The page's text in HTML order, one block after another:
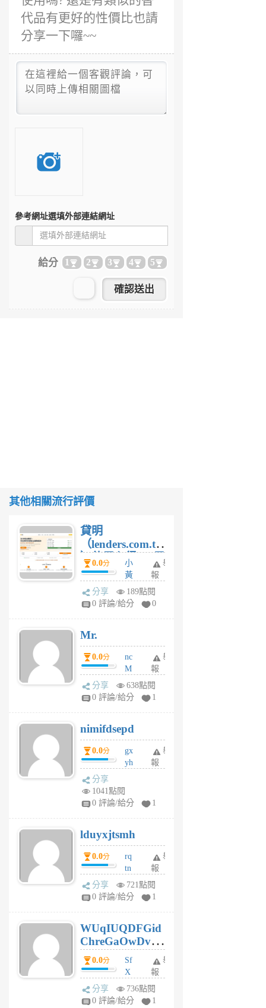
代品有更好的性價比也請
分享一下囉~~
參考網址選填外部連結網址
給分 1 2 3 4 5
其他相關流行評價
貸明
（lenders.com.tw
）使用心得 — 民
間貸款比較平台
體驗
0.0分
小
黃
蜂
1
舉
報
分享
189點閱
0 評論/給分
0
Mr.
0.0分
nc
M
U
F
U
5
個
月
舉
報
分享
638點閱
0 評論/給分
1
nimifdsepd
0.0分
gx
yh
jl
月
前
舉
報
分享
1041點閱
0 評論/給分
1
lduyxjtsmh
0.0分
rq
tn
jt
gl
個
月
前
舉
報
分享
721點閱
0 評論/給分
1
WUqIUQDFGid
ChreGaOwDv
dY0.0分
Sf
X
Pe
Jc
舉
報
分享
736點閱
0 評論/給分
1